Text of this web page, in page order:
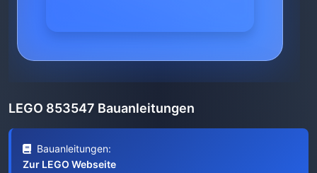
LEGO 853547 Bauanleitungen
Bauanleitungen:
Zur LEGO Webseite